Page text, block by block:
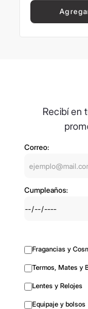
Recibí en
Correo:
Cumpleaños:
Fragancias y
Termos, Mates y
Lentes y Relojes
Equipaje y bolsos